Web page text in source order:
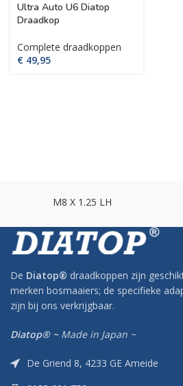
Ultra Auto U6 Diatop
Draadkop
Complete draadkoppen
€
M8 X 1.25 LH
De Diatop® draadkoppen zijn
merken bosmaaiers; de specifieke
zijn bij ons verkrijgbaar.
Diatop® ~ Made in Japan ~
De Griend 8, 4233 GE Ameide